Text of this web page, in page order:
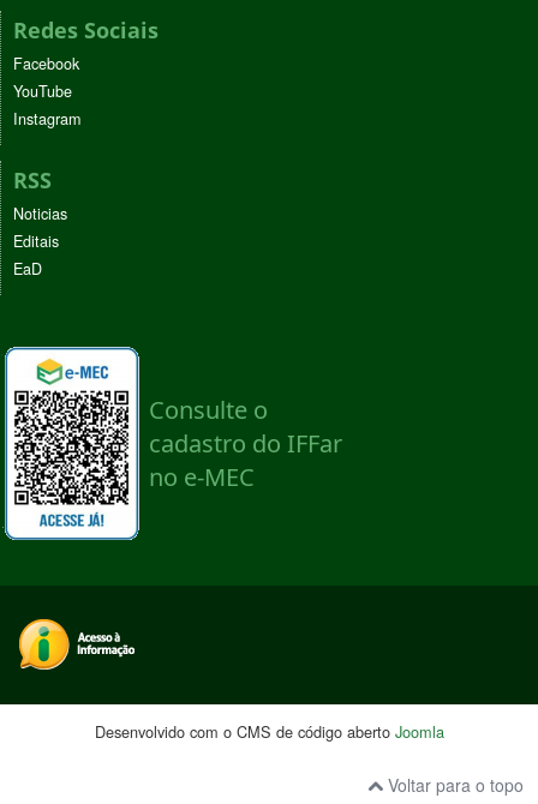
Redes Sociais
Facebook
YouTube
Instagram
RSS
Noticias
Editais
EaD
Desenvolvido com o CMS de código aberto Joomla
Voltar para o topo